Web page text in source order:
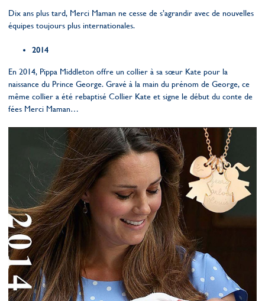
Dix ans plus tard, Merci Maman ne cesse de s’agrandir avec de nouvelles
équipes toujours plus internationales.
2014
En 2014, Pippa Middleton offre un collier à sa sœur Kate pour la
naissance du Prince George. Gravé à la main du prénom de George, ce
même collier a été rebaptisé Collier Kate et signe le début du conte de
fées Merci Maman…